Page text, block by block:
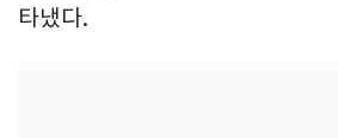
타냈다.